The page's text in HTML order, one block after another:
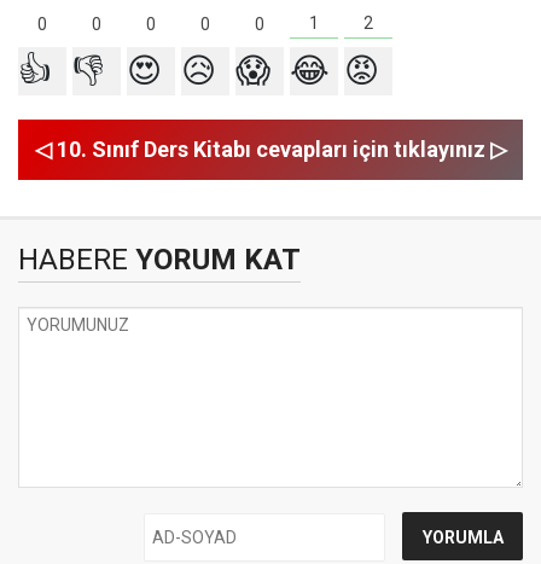
0 0 0 0 0 1 2
👍 👎 😍 😥 😱 😂 😡
◁ 10. Sınıf Ders Kitabı cevapları için tıklayınız ▷
HABERE YORUM KAT